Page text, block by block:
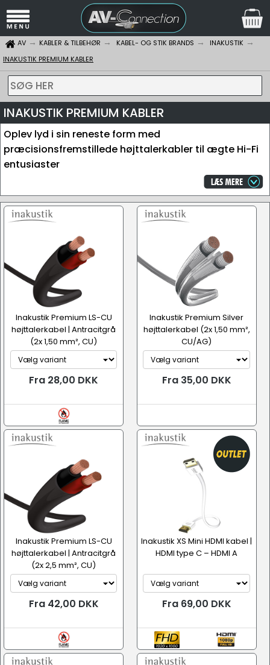
AV KABLER & TILBEHØR KABEL- OG STIK BRANDS
INAKUSTIK
INAKUSTIK PREMIUM KABLER
SØG HER
INAKUSTIK PREMIUM KABLER
Oplev lyd i sin reneste form med
præcisionsfremstillede højttalerkabler til ægte Hi-Fi
entusiaster
Inakustik Premium LS-CU
højttalerkabel | Antracitgrå
(2x 1,50 mm², CU)
Fra 28,00 DKK
Inakustik Premium Silver
højttalerkabel (2x 1,50 mm²,
CU/AG)
Fra 35,00 DKK
Inakustik Premium LS-CU
højttalerkabel | Antracitgrå
(2x 2,5 mm², CU)
Fra 42,00 DKK
Inakustik XS Mini HDMI kabel |
HDMI type C – HDMI A
Fra 69,00 DKK